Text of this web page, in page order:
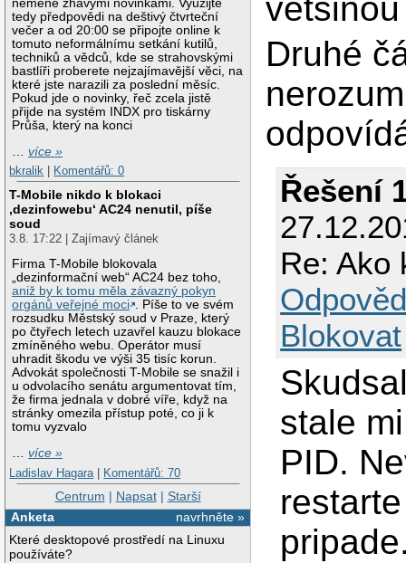
neméně žhavými novinkami. Využijte
tedy předpovědi na deštivý čtvrteční
večer a od 20:00 se připojte online k
tomuto neformálnímu setkání kutilů,
techniků a vědců, kde se strahovskými
bastlíři proberete nejzajímavější věci, na
které jste narazili za poslední měsíc.
Pokud jde o novinky, řeč zcela jistě
přijde na systém INDX pro tiskárny
Průša, který na konci
…více »
bkralik
Komentářů: 0
T-Mobile nikdo k blokaci
‚dezinfowebu‘ AC24 nenutil, píše
soud
3.8. 17:22 | Zajímavý článek
Firma T-Mobile blokovala
„dezinformační web“ AC24 bez toho,
aniž by k tomu měla závazný pokyn
orgánů veřejné moci . Píše to ve svém
rozsudku Městský soud v Praze, který
po čtyřech letech uzavřel kauzu blokace
zmíněného webu. Operátor musí
uhradit škodu ve výši 35 tisíc korun.
Advokát společnosti T-Mobile se snažil i
u odvolacího senátu argumentovat tím,
že firma jednala v dobré víře, když na
stránky omezila přístup poté, co ji k
tomu vyzvalo
…více »
Ladislav Hagara | Komentářů: 70
Centrum | Napsat| Starší
navrhněte »
Anketa
Které desktopové prostředí na Linuxu
používáte?
Druhé
Řešení
Re: Ako
Blokovat
stale
PID.